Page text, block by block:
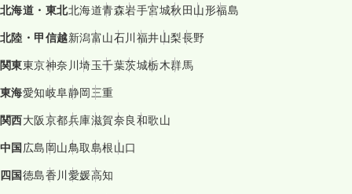
北海道・東北北海道青森岩手宮城秋田山形福島
北陸・甲信越新潟富山石川福井山梨長野
関東東京神奈川埼玉千葉茨城栃木群馬
東海愛知岐阜静岡三重
関西大阪京都兵庫滋賀奈良和歌山
中国広島岡山鳥取島根山口
四国徳島香川愛媛高知